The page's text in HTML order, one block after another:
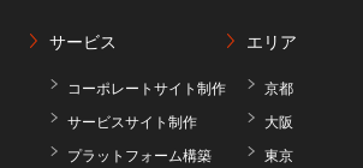
サービス
コーポレートサイト制作
サービスサイト制作
プラットフォーム構築
エリア
京都
大阪
東京